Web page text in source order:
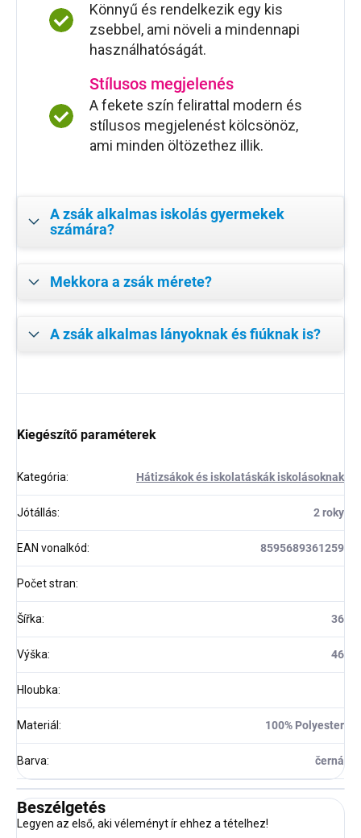
Könnyű és rendelkezik egy kis
zsebbel, ami növeli a mindennapi
használhatóságát.
Stílusos megjelenés
A fekete szín felirattal modern és
stílusos megjelenést kölcsönöz,
ami minden öltözethez illik.
A zsák alkalmas iskolás gyermekek
számára?
Mekkora a zsák mérete?
A zsák alkalmas lányoknak és fiúknak is?
Kiegészítő paraméterek
Kategória: Hátizsákok és iskolatáskák iskolásoknak
Jótállás: 2 roky
EAN vonalkód: 8595689361259
Počet stran:
Šířka: 36
Výška: 46
Hloubka:
Materiál: 100% Polyester
Barva: černá
Beszélgetés
Legyen az első, aki véleményt ír ehhez a tételhez!